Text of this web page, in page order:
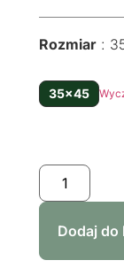
Rozmiar
35x45
Dodaj do